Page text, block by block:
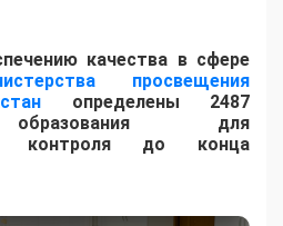
качества в сфере
просвещения
определены 2487
образования для
контроля до конца